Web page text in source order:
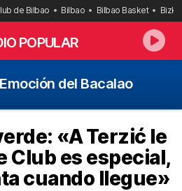
de Bilbao Bilbao Bilbao Basket
POPULAR
del Bacalao
«A Terzić le
Club es especial,
cuando llegue»